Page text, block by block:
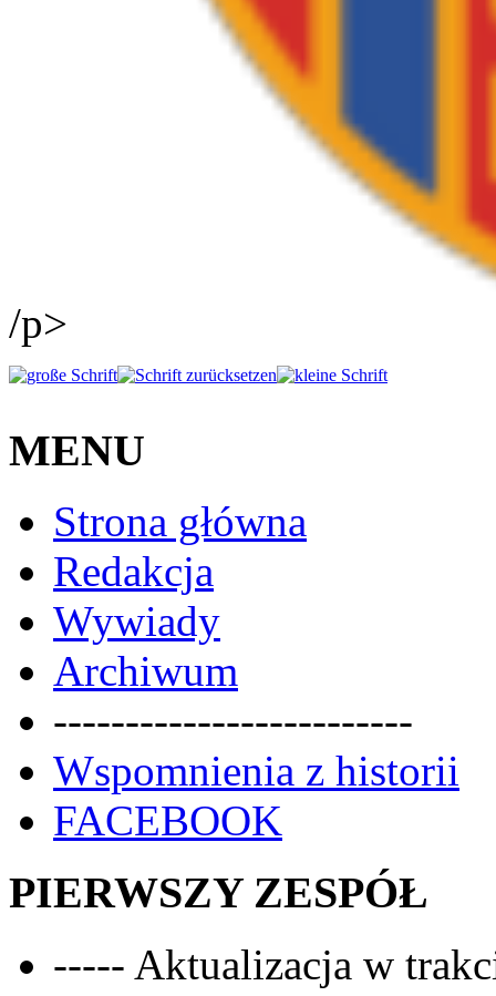
/p>
MENU
Strona główna
Redakcja
Wywiady
Archiwum
-------------------------
Wspomnienia z historii
FACEBOOK
PIERWSZY ZESPÓŁ
----- Aktualizacja w